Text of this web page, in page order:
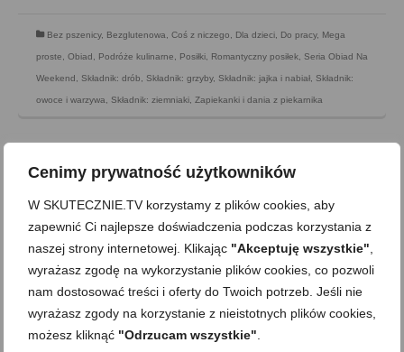
Cenimy prywatność użytkowników
W SKUTECZNIE.TV korzystamy z plików cookies, aby
zapewnić Ci najlepsze doświadczenia podczas korzystania z
naszej strony internetowej. Klikając "Akceptuję wszystkie"
wyrażasz zgodę na wykorzystanie plików cookies, co pozwoli
nam dostosować treści i oferty do Twoich potrzeb. Jeśli nie
wyrażasz zgody na korzystanie z nieistotnych plików cookies,
możesz kliknąć "Odrzucam wszystkie"
Bez pszenicy, Bezglutenowa, Coś z niczego, Dla dzieci, Do pracy, Mega
proste, Obiad , Podróże kulinarne, Posiłki, Romantyczny posiłek, Seria Obiad Na
Weekend , Składnik: drób, Składnik: grzyby, Składnik: jajka i nabiał, Składnik:
owoce i warzywa, Składnik: ziemniaki, Zapiekanki i dania z piekarnika